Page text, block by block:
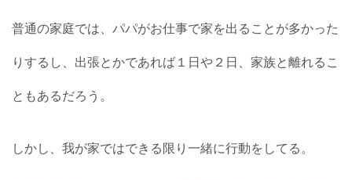
普通の家庭では、パパがお仕事で家を出ることが多かった
りするし、出張とかであれば１日や２日、家族と離れるこ
ともあるだろう。
しかし、我が家ではできる限り一緒に行動をしてる。